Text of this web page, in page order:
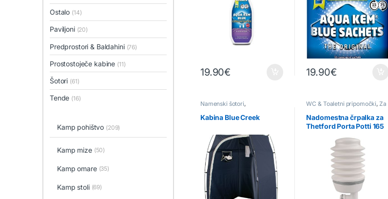
19.90€ 19.90€
Namenski šotori,
Toaletni pripomočki
Kabina Blue Creek
WC & Toaletni pripomočki, Za
prikolice & avtodome
Nadomestna črpalka za
Thetford Porta Potti 165
Ostalo (14)
Paviljoni (20)
Predprostori & Baldahini (76)
Prostostoječe kabine (11)
Šotori (61)
Tende (16)
Kamp pohištvo (209)
Kamp mize (50)
Kamp omare (35)
Kamp stoli (69)